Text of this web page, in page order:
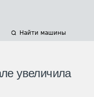
Найти машины
увеличила